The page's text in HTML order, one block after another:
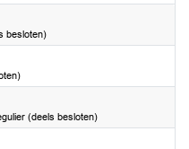
besloten)
(deels besloten)